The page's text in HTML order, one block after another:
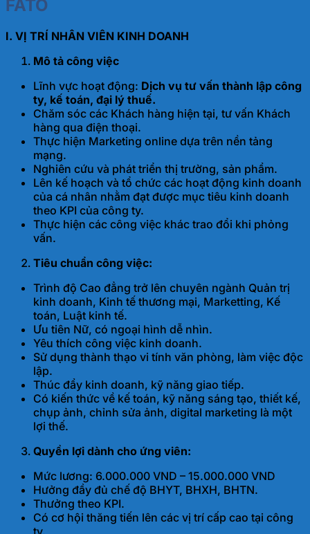
FATO
I. VỊ TRÍ NHÂN VIÊN KINH DOANH
Mô tả công việc
Lĩnh vực hoạt động: Dịch vụ tư vấn thành lập công
ty, kế toán, đại lý thuế.
Chăm sóc các Khách hàng hiện tại, tư vấn Khách
hàng qua điện thoại.
Thực hiện Marketing online dựa trên nền tảng
mạng.
Nghiên cứu và phát triển thị trường, sản phẩm.
Lên kế hoạch và tổ chức các hoạt động kinh doanh
của cá nhân nhằm đạt được mục tiêu kinh doanh
theo KPI của công ty.
Thực hiện các công việc khác trao đổi khi phỏng
vấn.
Tiêu chuẩn công việc:
Trình độ Cao đẳng trở lên chuyên ngành Quản trị
kinh doanh, Kinh tế thương mại, Marketting, Kế
toán, Luật kinh tế.
Ưu tiên Nữ, có ngoại hình dễ nhìn.
Yêu thích công việc kinh doanh.
Sử dụng thành thạo vi tính văn phòng, làm việc độc
lập.
Thúc đẩy kinh doanh, kỹ năng giao tiếp.
Có kiến thức về kế toán, kỹ năng sáng tạo, thiết kế,
chụp ảnh, chỉnh sửa ảnh, digital marketing là một
lợi thế.
Quyền lợi dành cho ứng viên:
Mức lương: 6.000.000 VND – 15.000.000 VND
Hưởng đầy đủ chế độ BHYT, BHXH, BHTN.
Thưởng theo KPI.
Có cơ hội thăng tiến lên các vị trí cấp cao tại công